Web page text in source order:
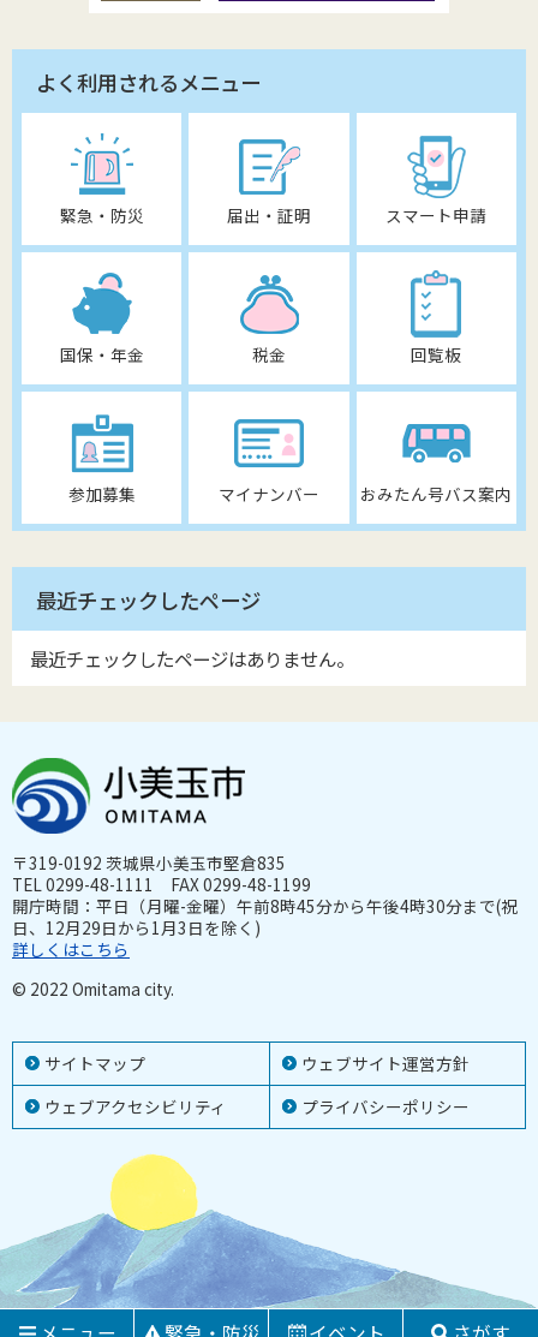
よく利用されるメニュー
緊急・防災 届出・証明 スマート申請
国保・年金 税金 回覧板
参加募集 マイナンバー おみたん号バス案内
最近チェックしたページ
最近チェックしたページはありません。
サイトマップ
ウェブサイト運営方針
ウェブアクセシビリティ
プライバシーポリシー
〒319-0192 茨城県小美玉市堅倉835
TEL 0299-48-1111 FAX 0299-48-1199
開庁時間：平日（月曜-金曜）午前8時45分から午後4時30分まで(祝
日、12月29日から1月3日を除く)
詳しくはこちら
© 2022 Omitama city.